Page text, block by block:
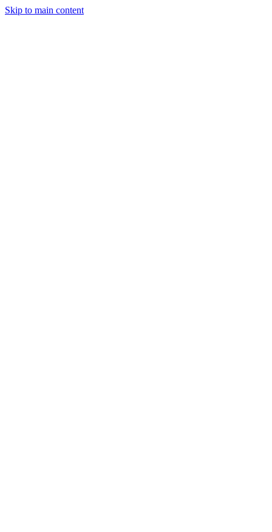
Skip to main content